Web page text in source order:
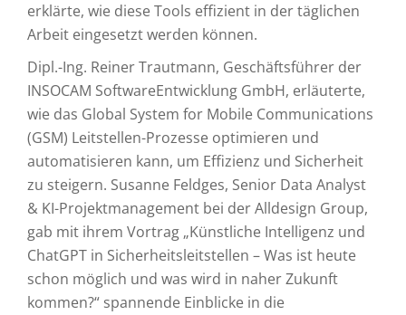
erklärte, wie diese Tools effizient in der täglichen
Arbeit eingesetzt werden können.
Dipl.-Ing. Reiner Trautmann, Geschäftsführer der
INSOCAM SoftwareEntwicklung GmbH, erläuterte,
wie das Global System for Mobile Communications
(GSM) Leitstellen-Prozesse optimieren und
automatisieren kann, um Effizienz und Sicherheit
zu steigern. Susanne Feldges, Senior Data Analyst
& KI-Projektmanagement bei der Alldesign Group,
gab mit ihrem Vortrag „Künstliche Intelligenz und
ChatGPT in Sicherheitsleitstellen – Was ist heute
schon möglich und was wird in naher Zukunft
kommen?“ spannende Einblicke in die